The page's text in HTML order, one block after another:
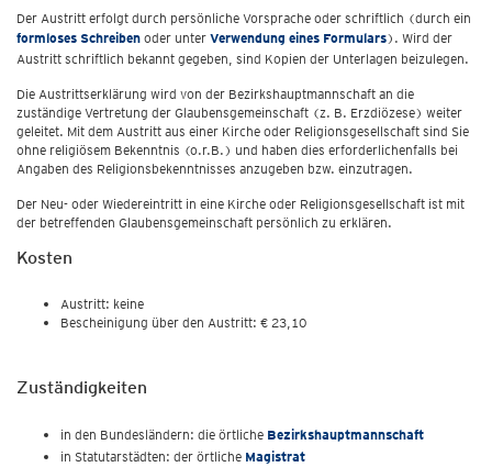
Der Austritt erfolgt durch persönliche Vorsprache oder schriftlich (durch ein
formloses Schreiben oder unter Verwendung eines Formulars). Wird der
Austritt schriftlich bekannt gegeben, sind Kopien der Unterlagen beizulegen.
Die Austrittserklärung wird von der Bezirkshauptmannschaft an die
zuständige Vertretung der Glaubensgemeinschaft (z. B. Erzdiözese) weiter
geleitet. Mit dem Austritt aus einer Kirche oder Religionsgesellschaft sind Sie
ohne religiösem Bekenntnis (o.r.B.) und haben dies erforderlichenfalls bei
Angaben des Religionsbekenntnisses anzugeben bzw. einzutragen.
Der Neu- oder Wiedereintritt in eine Kirche oder Religionsgesellschaft ist mit
der betreffenden Glaubensgemeinschaft persönlich zu erklären.
Kosten
Austritt: keine
Bescheinigung über den Austritt: € 23,10
Zuständigkeiten
in den Bundesländern: die örtliche Bezirkshauptmannschaft
in Statutarstädten: der örtliche Magistrat